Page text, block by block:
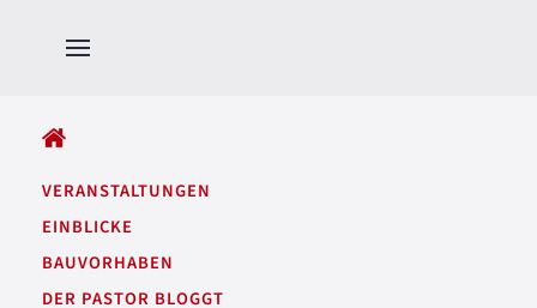
VERANSTALTUNGEN
EINBLICKE
BAUVORHABEN
DER PASTOR BLOGGT